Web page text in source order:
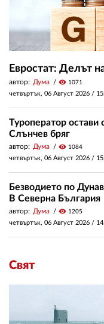
Евростат: Делът
автор: Дума visibility 1071
четвъртък, 06 Август 2026 /
Туроператор остави
Слънчев бряг
автор: Дума visibility 1084
четвъртък, 06 Август 2026 /
Безводието по
В Северна България
автор: Дума visibility 1205
четвъртък, 06 Август 2026 /
Свят